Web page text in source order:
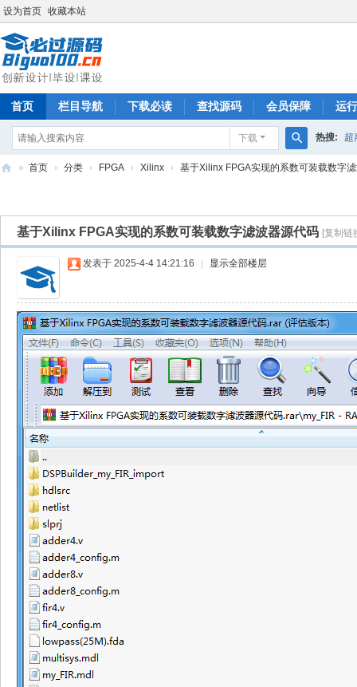
设为首页 收藏本站
首页 栏目导航 下载必读 查找源码 会员保障 运
下载
搜
热搜: 超
过
» 首页 › 分类 › FPGA › Xilinx › 基于Xilinx FPGA实现的系数可装载数字
基于Xilinx FPGA实现的系数可装载数字滤波器源代码 [复制链
发表于 2025-4-4 14:21:16 显示全部楼层